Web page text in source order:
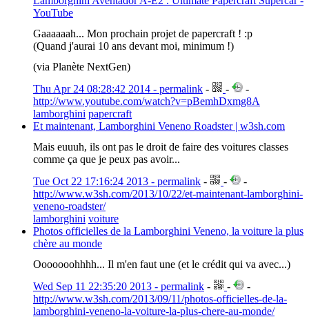
YouTube
Gaaaaaah... Mon prochain projet de papercraft ! :p
(Quand j'aurai 10 ans devant moi, minimum !)
(via Planète NextGen)
Thu Apr 24 08:28:42 2014 - permalink - -
-
http://www.youtube.com/watch?v=pBemhDxmg8A
lamborghini papercraft
Et maintenant, Lamborghini Veneno Roadster | w3sh.com
Mais euuuh, ils ont pas le droit de faire des voitures classes
comme ça que je peux pas avoir...
Tue Oct 22 17:16:24 2013 - permalink - -
-
http://www.w3sh.com/2013/10/22/et-maintenant-lamborghini-
veneno-roadster/
lamborghini voiture
Photos officielles de la Lamborghini Veneno, la voiture la plus
chère au monde
Ooooooohhhh... Il m'en faut une (et le crédit qui va avec...)
Wed Sep 11 22:35:20 2013 - permalink - -
-
http://www.w3sh.com/2013/09/11/photos-officielles-de-la-
lamborghini-veneno-la-voiture-la-plus-chere-au-monde/